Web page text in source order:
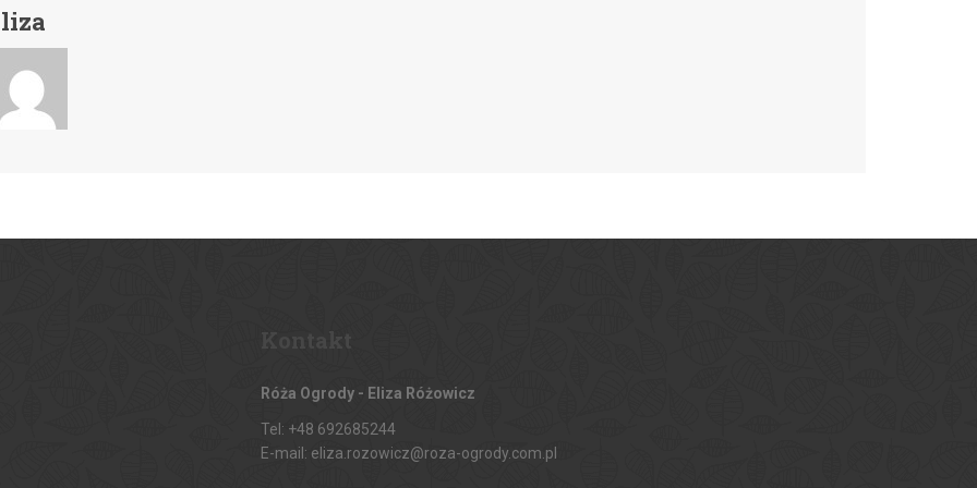
Róża Ogrody - Eliza Różowicz
Tel: +48 692685244
E-mail: eliza.rozowicz@roza-ogrody.com.pl